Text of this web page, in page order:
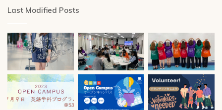
Last Modified Posts